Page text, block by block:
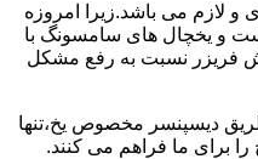
لازم می باشد.زیرا امروزه
و یخچال های سامسونگ با
فریزر نسبت به رفع مشکل
دیسپنسر مخصوص یخ،تنها
برای ما فراهم می کنند.